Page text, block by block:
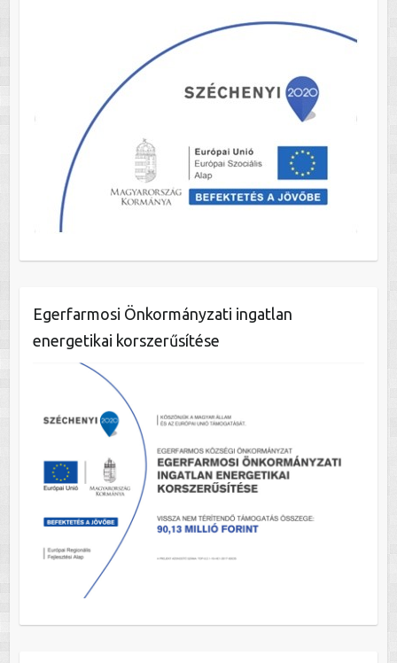
Egerfarmosi Önkormányzati ingatlan
energetikai korszerűsítése